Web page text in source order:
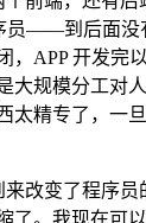
员——到后面没
，APP 开发完
大规模分工对
太精专了，一
改变了程序
了。我现在可